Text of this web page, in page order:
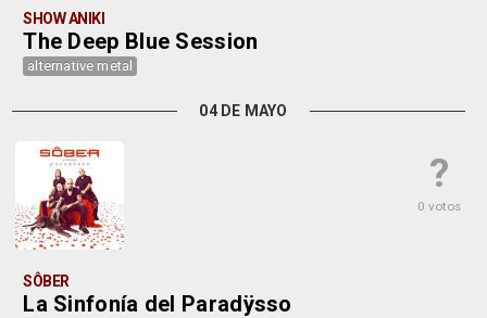
SHOW ANIKI
The Deep Blue Session
alternative metal
04 DE MAYO
?
0 votos
SÔBER
La Sinfonía del Paradÿsso